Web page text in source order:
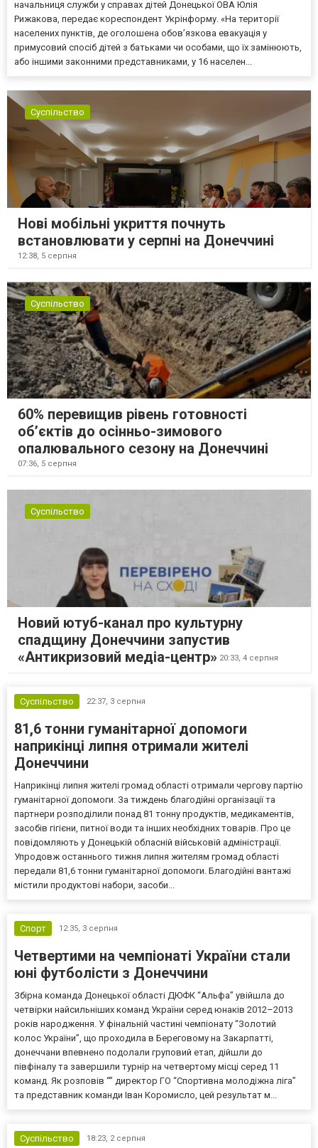
начальниця служби у справах дітей Донецької ОВА Юлія
Рижакова, передає кореспондент Укрінформу. «На території
населених пунктів, де оголошена обов’язкова евакуація у
примусовий спосіб дітей з батьками чи особами, що їх замінюють,
або іншими законними представниками, у 16 населен...
Суспільство
Нові мобільні укриття почнуть
встановлювати у серпні на Донеччині
12:38, 5 серпня
Суспільство
60% перевищив рівень готовності
об’єктів до осінньо-зимового
опалювального сезону на Донеччині
07:36, 5 серпня
Суспільство
Новий ютуб-канал про культурну
спадщину Донеччини запустив
«Антикризовий медіа-центр» 20:33, 4 серпня
Суспільство 22:37, 3 серпня
81,6 тонни гуманітарної допомоги
наприкінці липня отримали жителі
Донеччини
Наприкінці липня жителі громад області отримали чергову партію
гуманітарної допомоги. За тиждень благодійні організації та
партнери розподілили понад 81 тонну продуктів, медикаментів,
засобів гігієни, питної води та інших необхідних товарів. Про це
повідомляють у Донецькій обласній військовій адміністрації.
Упродовж останнього тижня липня жителям громад області
передали 81,6 тонни гуманітарної допомоги. Благодійні вантажі
містили продуктові набори, засоби...
Спорт 12:35, 3 серпня
Четвертими на чемпіонаті України стали
юні футболісти з Донеччини
Збірна команда Донецької області ДЮФК “Альфа” увійшла до
четвірки найсильніших команд України серед юнаків 2012–2013
років народження. У фінальній частині чемпіонату “Золотий
колос України”, що проходила в Береговому на Закарпатті,
донеччани впевнено подолали груповий етап, дійшли до
півфіналу та завершили турнір на четвертому місці серед 11
команд. Як розповів “” директор ГО “Спортивна молодіжна ліга”
та представник команди Іван Коромисло, цей результат м...
Суспільство 18:23, 2 серпня